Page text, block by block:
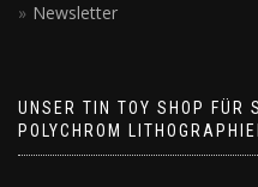
Newsletter
UNSER TIN TOY SHOP FÜR
POLYCHROM